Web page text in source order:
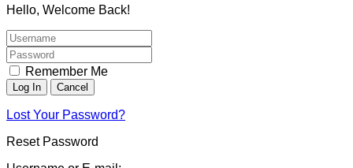
Hello, Welcome Back!
Remember Me
Lost Your Password?
Reset Password